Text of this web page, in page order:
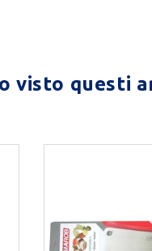
visto questi